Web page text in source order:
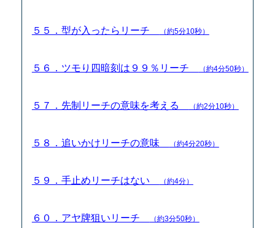
５５．型が入ったらリーチ （約5分10秒）
５６．ツモり四暗刻は９９％リーチ （約4分50秒）
５７．先制リーチの意味を考える （約2分10秒）
５８．追いかけリーチの意味 （約4分20秒）
５９．手止めリーチはない （約4分）
６０．アヤ牌狙いリーチ （約3分50秒）